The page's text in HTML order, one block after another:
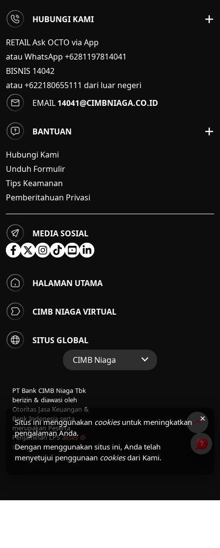
×
Situs ini menggunakan cookiesuntuk meningkatkan
pengalaman Anda.
Dengan menggunakan situs ini, Anda telah
menyetujui penggunaan cookiesdari Kami.
HUBUNGI KAMI
RETAIL Ask OCTO via App
atau WhatsApp +6281197814041
BISNIS 14042
atau +622180655111 dari luar negeri
EMAIL 14041@CIMBNIAGA.CO.ID
BANTUAN
Hubungi Kami
Unduh Formulir
Tips Keamanan
Pemberitahuan Privasi
MEDIA SOSIAL
HALAMAN UTAMA
CIMB NIAGA VIRTUAL
SITUS GLOBAL
CIMB Niaga
Perbankan Konsumen
Perbankan Syariah
PT Bank CIMB Niaga Tbk
berizin & diawasi oleh
Otoritas Jasa Keuangan &
Bank Indonesia serta
merupakan Peserta
Penjaminan LPSakses di
sini